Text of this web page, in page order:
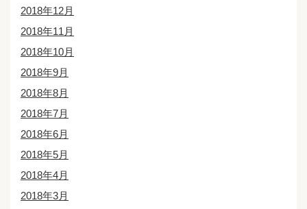
2018年12月
2018年11月
2018年10月
2018年9月
2018年8月
2018年7月
2018年6月
2018年5月
2018年4月
2018年3月